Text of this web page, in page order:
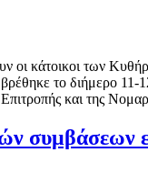
οι κάτοικοι των
το διήμερο
και της
συμβάσεων